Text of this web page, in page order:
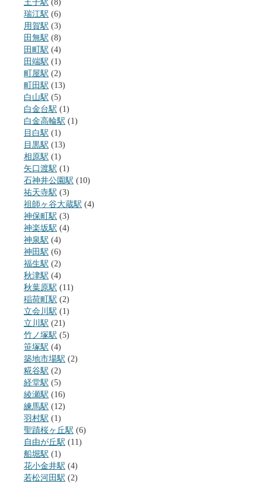
王子駅 (8)
瑞江駅 (6)
用賀駅 (3)
田無駅 (8)
田町駅 (4)
田端駅 (1)
町屋駅 (2)
町田駅 (13)
白山駅 (5)
白金台駅 (1)
白金高輪駅 (1)
目白駅 (1)
目黒駅 (13)
相原駅 (1)
矢口渡駅 (1)
石神井公園駅 (10)
祐天寺駅 (3)
祖師ヶ谷大蔵駅 (4)
神保町駅 (3)
神楽坂駅 (4)
神泉駅 (4)
神田駅 (6)
福生駅 (2)
秋津駅 (4)
秋葉原駅 (11)
稲荷町駅 (2)
立会川駅 (1)
立川駅 (21)
竹ノ塚駅 (5)
笹塚駅 (4)
築地市場駅 (2)
糀谷駅 (2)
経堂駅 (5)
綾瀬駅 (16)
練馬駅 (12)
羽村駅 (1)
聖蹟桜ヶ丘駅 (6)
自由が丘駅 (11)
船堀駅 (1)
花小金井駅 (4)
若松河田駅 (2)